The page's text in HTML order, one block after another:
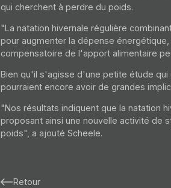
qui cherchent à perdre du poids.
"La natation hivernale régulière
pour augmenter la dépense
compensatoire de l'apport alimentaire
Bien qu'il s'agisse d'une petite étude
pourraient encore avoir de grandes
"Nos résultats indiquent que la natation
proposant ainsi une nouvelle activité de
poids", a ajouté Scheele.
Retour